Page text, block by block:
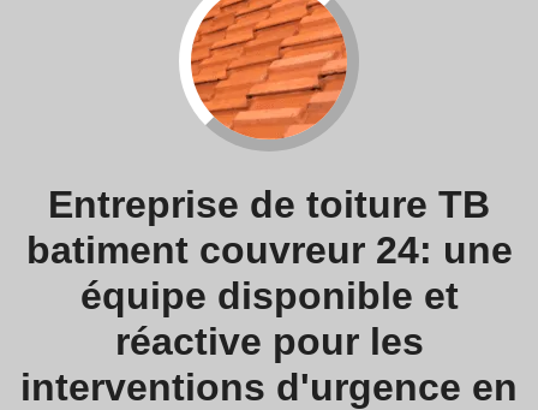
Entreprise de toiture TB
batiment couvreur 24: une
équipe disponible et
réactive pour les
interventions d'urgence en